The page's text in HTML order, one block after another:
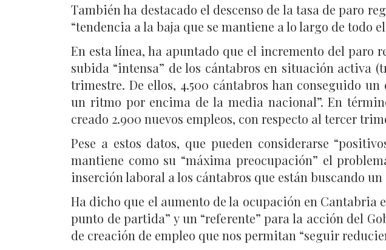
También ha destacado el descenso de la tasa de paro
“tendencia a la baja que se mantiene a lo largo de todo el
En esta línea, ha apuntado que el incremento del paro
subida “intensa” de los cántabros en situación activa
trimestre. De ellos, 4.500 cántabros han conseguido
un ritmo por encima de la media nacional”. En
creado 2.900 nuevos empleos, con respecto al tercer
Pese a estos datos, que pueden considerarse
mantiene como su “máxima preocupación” el
inserción laboral a los cántabros que están buscando un
Ha dicho que el aumento de la ocupación en Cantabria
punto de partida” y un “referente” para la acción del
de creación de empleo que nos permitan “seguir